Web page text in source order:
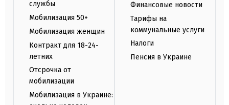
службы
Мобилизация 50+
Мобилизация женщин
Контракт для 18-24-
летних
Отсрочка от
мобилизации
Мобилизация в Украине:
Финансовые новости
Тарифы на
коммунальные услуги
Налоги
Пенсия в Украине